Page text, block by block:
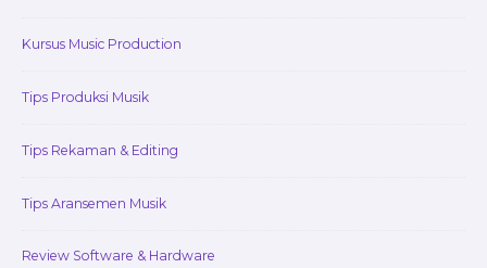
Kursus Music Production
Tips Produksi Musik
Tips Rekaman & Editing
Tips Aransemen Musik
Review Software & Hardware